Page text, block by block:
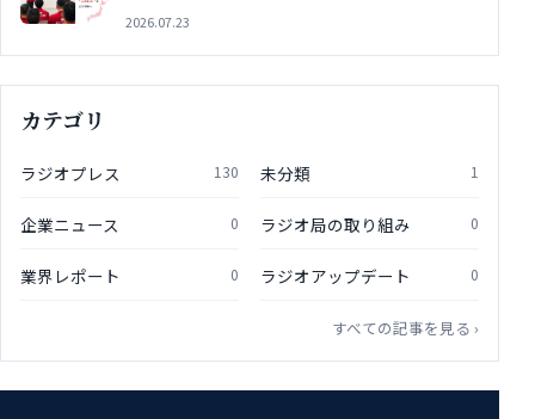
2026.07.23
カテゴリ
ラジオプレス 130 未分類 1
企業ニュース 0 ラジオ局の取り組み 0
業界レポート 0 ラジオアップデート 0
すべての記事を見る ›